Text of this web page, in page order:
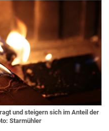
und steigern sich im Anteil der
Starmühler